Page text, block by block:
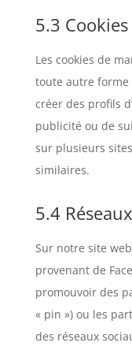
5.3
Les cookies de
toute autre forme
créer des profils
publicité ou de
sur plusieurs
similaires.
5.4
Sur notre site
provenant de
promouvoir des
« pin ») ou les
des réseaux